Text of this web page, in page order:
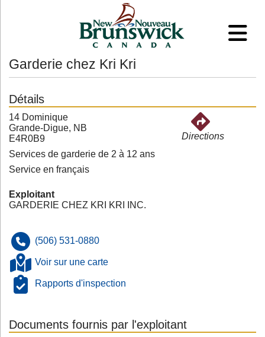
Garderie chez Kri Kri
Détails
14 Dominique
Grande-Digue, NB
E4R0B9
Directions
Services de garderie de 2 à 12 ans
Service en français
Exploitant
GARDERIE CHEZ KRI KRI INC.
(506) 531-0880
Voir sur une carte
Rapports d'inspection
Documents fournis par l'exploitant